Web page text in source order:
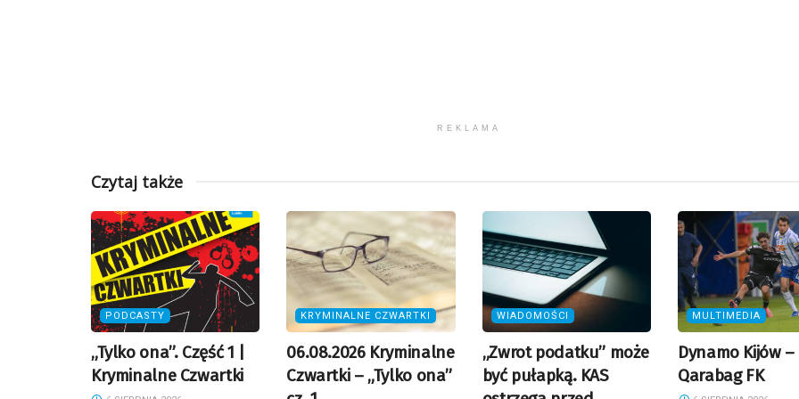
REKLAMA
Czytaj także
PODCASTY
„Tylko ona”. Część 1 |
Kryminalne Czwartki
KRYMINALNE CZWARTKI
06.08.2026 Kryminalne
Czwartki – „Tylko ona”
WIADOMOŚCI
„Zwrot podatku” może
być pułapką. KAS
MULTIMEDIA
Dynamo Kijów –
Qarabag FK